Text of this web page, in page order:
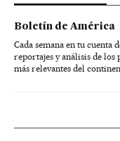
Boletín de América
Cada semana en tu cuenta
reportajes y análisis de los
más relevantes del